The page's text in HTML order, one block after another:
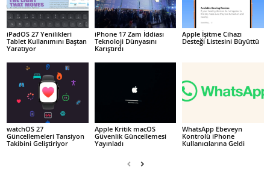
iPadOS 27 Yenilikleri
Tablet Kullanımını Baştan
Yaratıyor
iPhone 17 Zam İddiası
Teknoloji Dünyasını
Karıştırdı
Apple İşitme Cihazı
Desteği Listesini Büyüttü
watchOS 27
Güncellemeleri Tansiyon
Takibini Geliştiriyor
Apple Kritik macOS
Güvenlik Güncellemesi
Yayınladı
WhatsApp Ebeveyn
Kontrolü iPhone
Kullanıcılarına Geldi